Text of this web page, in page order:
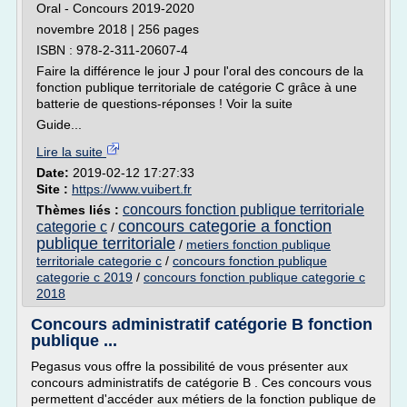
Oral - Concours 2019-2020
novembre 2018 | 256 pages
ISBN : 978-2-311-20607-4
Faire la différence le jour J pour l'oral des concours de la
fonction publique territoriale de catégorie C grâce à une
batterie de questions-réponses ! Voir la suite
Guide...
Lire la suite
Date: 2019-02-12 17:27:33
Site : https://www.vuibert.fr
Thèmes liés : concours fonction publique territoriale
categorie c / concours categorie a fonction
publique territoriale / metiers fonction publique
territoriale categorie c / concours fonction publique
categorie c 2019 / concours fonction publique categorie c
2018
Concours administratif catégorie B fonction
publique ...
Pegasus vous offre la possibilité de vous présenter aux
concours administratifs de catégorie B . Ces concours vous
permettent d'accéder aux métiers de la fonction publique de